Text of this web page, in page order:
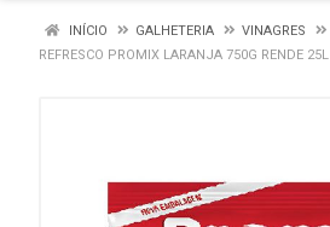
INÍCIO GALHETERIA
VINAGRES
REFRESCO PROMIX LARANJA 750G RENDE 25L